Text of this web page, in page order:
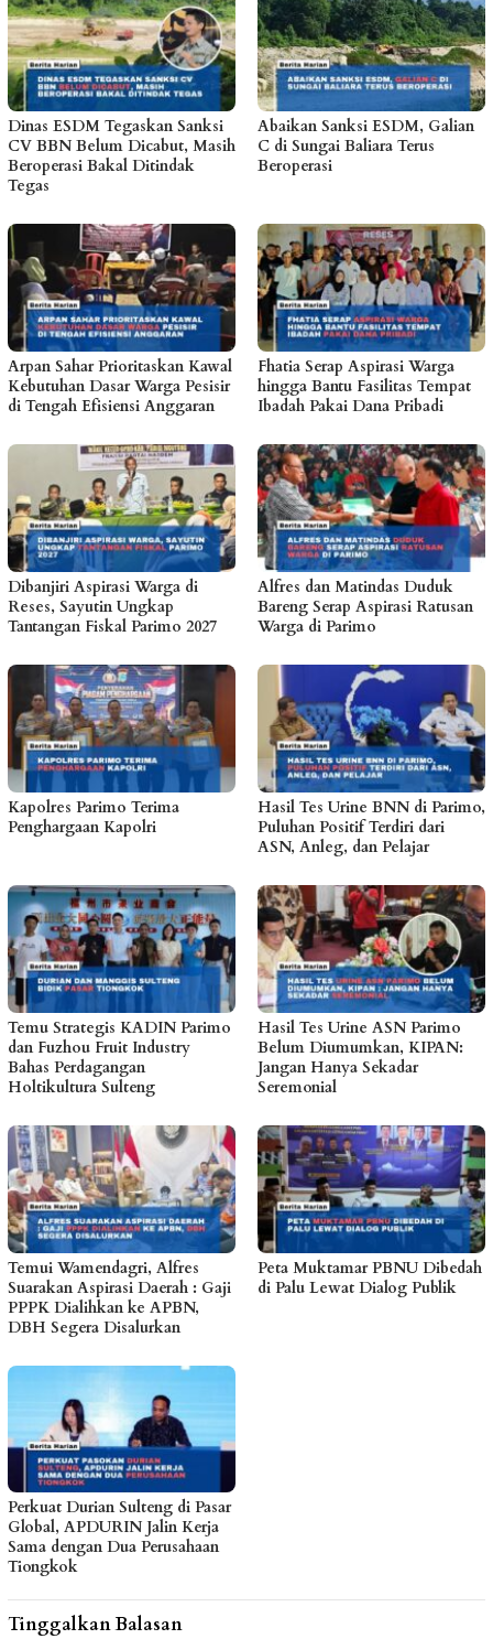
Dinas ESDM Tegaskan Sanksi
CV BBN Belum Dicabut, Masih
Beroperasi Bakal Ditindak
Tegas
Abaikan Sanksi ESDM, Galian
C di Sungai Baliara Terus
Beroperasi
Arpan Sahar Prioritaskan Kawal
Kebutuhan Dasar Warga Pesisir
di Tengah Efisiensi Anggaran
Fhatia Serap Aspirasi Warga
hingga Bantu Fasilitas Tempat
Ibadah Pakai Dana Pribadi
Dibanjiri Aspirasi Warga di
Reses, Sayutin Ungkap
Tantangan Fiskal Parimo 2027
Alfres dan Matindas Duduk
Bareng Serap Aspirasi Ratusan
Warga di Parimo
Kapolres Parimo Terima
Penghargaan Kapolri
Hasil Tes Urine BNN di Parimo,
Puluhan Positif Terdiri dari
ASN, Anleg, dan Pelajar
Temu Strategis KADIN Parimo
dan Fuzhou Fruit Industry
Bahas Perdagangan
Holtikultura Sulteng
Hasil Tes Urine ASN Parimo
Belum Diumumkan, KIPAN:
Jangan Hanya Sekadar
Seremonial
Temui Wamendagri, Alfres
Suarakan Aspirasi Daerah : Gaji
PPPK Dialihkan ke APBN,
DBH Segera Disalurkan
Peta Muktamar PBNU Dibedah
di Palu Lewat Dialog Publik
Perkuat Durian Sulteng di Pasar
Global, APDURIN Jalin Kerja
Sama dengan Dua Perusahaan
Tiongkok
Tinggalkan Balasan